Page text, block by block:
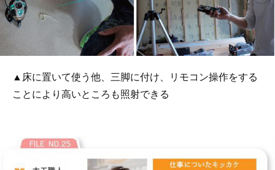
▲床に置いて使う他、三脚に付け、リモコン操作をする
ことにより高いところも照射できる